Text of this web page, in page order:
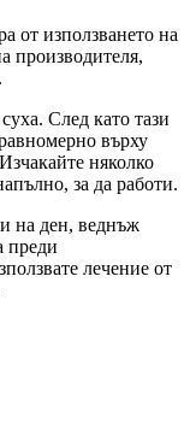
от използването на
производителя,
След като тази
върху
няколко
за да работи.
на ден, веднъж
преди
лечение от